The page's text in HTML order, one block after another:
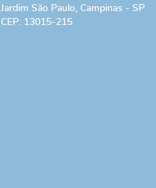
Jardim São Paulo, Campinas - SP
CEP: 13015-215